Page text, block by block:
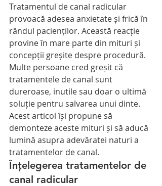
Tratamentul de canal radicular
provoacă adesea anxietate și frică în
rândul pacienților. Această reacție
provine în mare parte din mituri și
concepții greșite despre procedură.
Multe persoane cred greșit că
tratamentele de canal sunt
dureroase, inutile sau doar o ultimă
soluție pentru salvarea unui dinte.
Acest articol își propune să
demonteze aceste mituri și să aducă
lumină asupra adevăratei naturi a
tratamentelor de canal.
Înțelegerea tratamentelor de
canal radicular